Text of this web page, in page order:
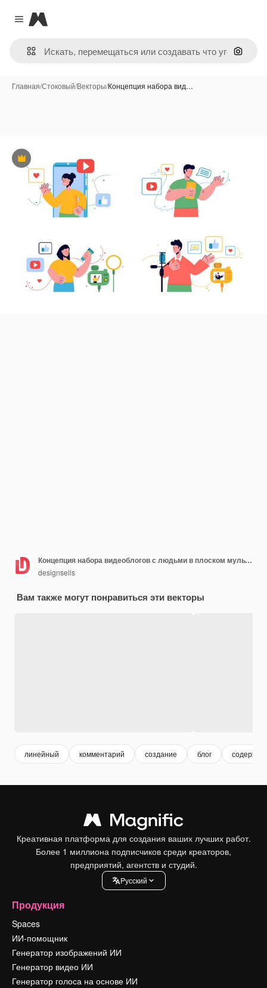
Close menu
Magnific
Поиск
Главная/Стоковый/Векторы/Концепция набора вид…
Премиум
Концепция набора видеоблогов с людьми в плоском мультяшном стиле Блогеры записывают крутое видео
designsells
Вам также могут понравиться эти векторы
линейный комментарий создание блог
Креативная платформа для создания ваших лучших работ.
Более 1 миллиона подписчиков среди креаторов,
предприятий, агентств и студий.
Pусский
Продукция
Spaces
ИИ-помощник
Генератор изображений ИИ
Генератор видео ИИ
Генератор голоса на основе ИИ